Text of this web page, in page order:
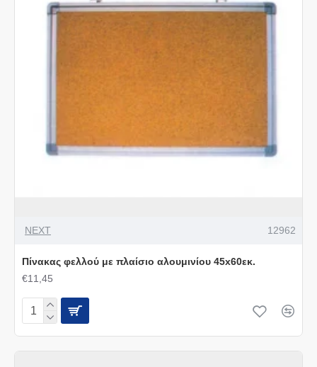
NEXT 12962
Πίνακας φελλού με πλαίσιο αλουμινίου 45x60εκ.
€11,45